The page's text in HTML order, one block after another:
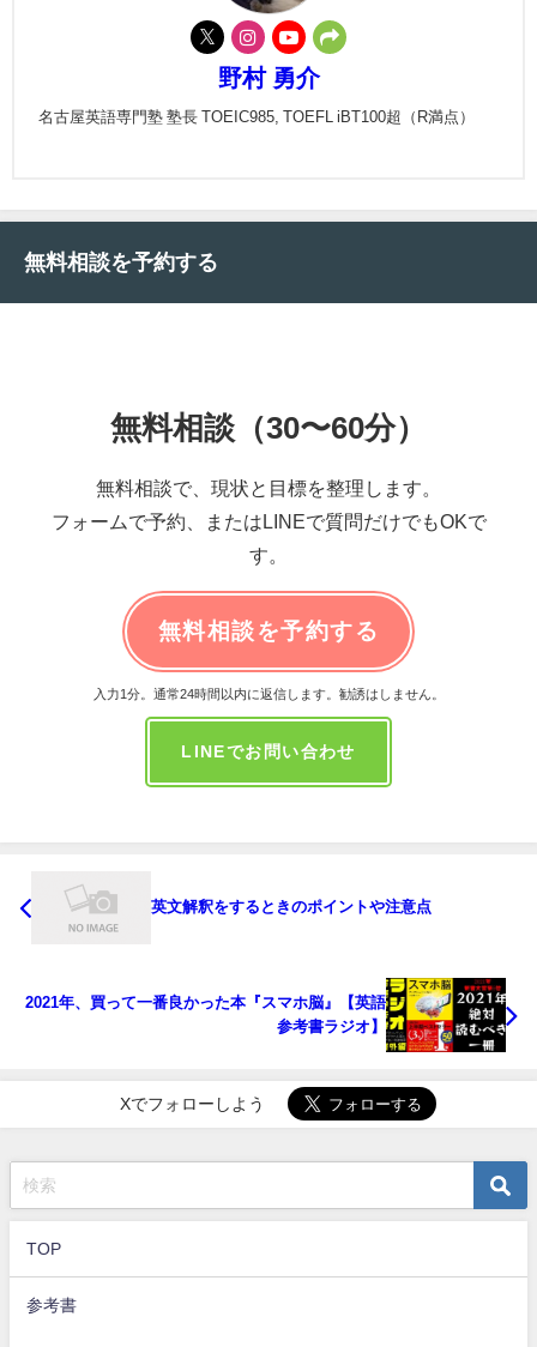
野村 勇介
名古屋英語専門塾 塾長 TOEIC985, TOEFL iBT100超（R満点）
無料相談を予約する
無料相談（30〜60分）
無料相談で、現状と目標を整理します。
フォームで予約、またはLINEで質問だけでもOKで
す。
無料相談を予約する
入力1分。通常24時間以内に返信します。勧誘はしません。
LINEでお問い合わせ
英文解釈をするときのポイントや注意点
2021年、買って一番良かった本『スマホ脳』【英語
参考書ラジオ】
Xでフォローしよう
TOP
参考書